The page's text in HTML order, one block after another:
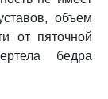
объем
от пяточной
бедра